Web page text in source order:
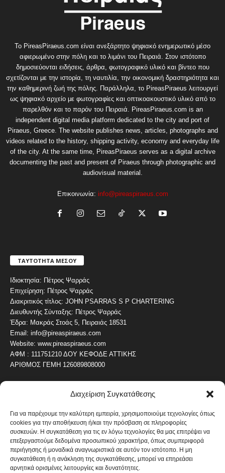
Διαχείριση Συγκατάθεσης
Για να παρέχουμε την καλύτερη εμπειρία, χρησιμοποιούμε τεχνολογίες όπως
cookies για την αποθήκευση ή/και την πρόσβαση σε πληροφορίες
συσκευών. Η συγκατάθεση για τις εν λόγω τεχνολογίες θα μας επιτρέψει να
επεξεργαστούμε δεδομένα προσωπικού χαρακτήρα, όπως συμπεριφορά
περιήγησης ή μοναδικά αναγνωριστικά σε αυτόν τον ιστότοπο. Η μη
συγκατάθεση ή η ανάκληση της συγκατάθεσης, μπορεί να επηρεάσει
αρνητικά ορισμένες λειτουργίες και δυνατότητες.
Το PireasPiraeus.com είναι ανεξάρτητο ψηφιακό ενημερωτικό μέσο
αφιερωμένο στην πόλη και το λιμάνι του Πειραιά. Στον ιστότοπο
δημοσιεύονται ειδήσεις, άρθρα, φωτογραφικό υλικό και βίντεο που
σχετίζονται με την ιστορία, τη ναυτιλία, την οικονομική δραστηριότητα και
την καθημερινή ζωή της πόλης. Παράλληλα, το PireasPiraeus λειτουργεί
ως ψηφιακό αρχείο με φωτογραφίες και οπτικοακουστικό υλικό από το
παρελθόν και το παρόν του Πειραιά. PireasPiraeus.com is an
independent digital media platform dedicated to the city and port of
Piraeus, Greece. The website publishes news, articles, photographs and
videos related to the history, shipping activity, economy and everyday life
of the city. At the same time, PireasPiraeus serves as a digital archive
documenting the past and present of Piraeus through photographic and
audiovisual material.
Επικοινωνία: info@pireaspiraeus.com
ΤΑΥΤΟΤΗΤΑ ΜΕΣΟΥ
Ιδιοκτησία: Πέτρος Ψαρράς
Επιχείρηση: Πέτρος Ψαρράς
Διακριτικός τίτλος: JOHN PSARRAS S P CHARTERING
Διευθυντής Σύνταξης: Πέτρος Ψαρράς
Έδρα: Μακράς Στοάς 5, Πειραιάς 18531
Email: info@pireaspiraeus.com
Website: www.pireaspiraeus.com
ΑΦΜ : 111751210 ΔΟΥ ΚΕΦΟΔΕ ΑΤΤΙΚΗΣ
ΑΡΙΘΜΟΣ ΓΕΜΗ 126089808000
ΔΗΜΟΦΙΛΗ ΚΑΤΗΓΟΡΙΑ
ΝΕΑ ΤΟΥ ΠΕΙΡΑΙΑ
ΟΛΥΜΠΙΑΚΟΣ
ΑΛΛΑ ΚΟΙΝΩΝΙΚΑ
ΕΙΔΗΣΕΙΣ ΝΑΥΤΙΛΙΑ